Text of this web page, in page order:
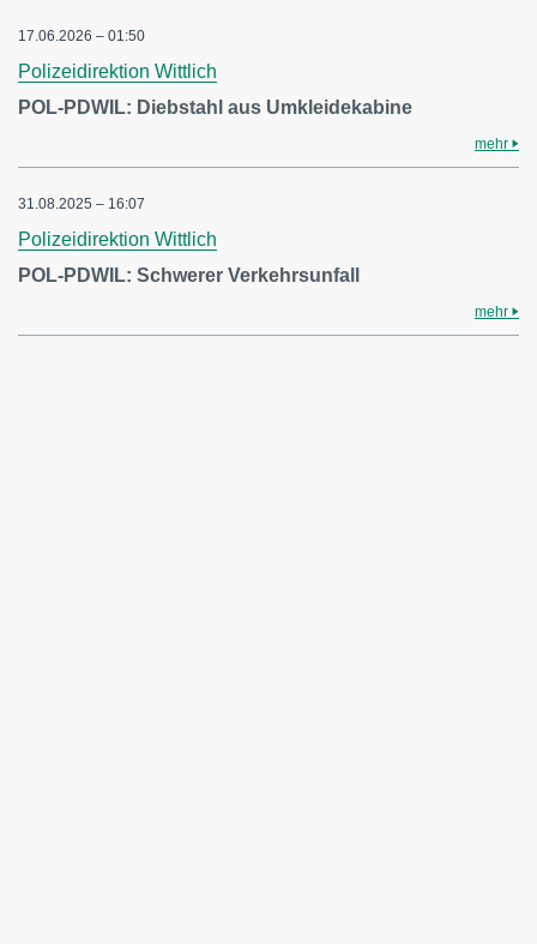
17.06.2026 – 01:50
Polizeidirektion Wittlich
POL-PDWIL: Diebstahl aus Umkleidekabine
mehr
31.08.2025 – 16:07
Polizeidirektion Wittlich
POL-PDWIL: Schwerer Verkehrsunfall
mehr